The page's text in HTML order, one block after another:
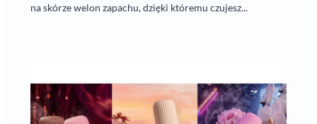
na skórze welon zapachu, dzięki któremu czujesz...